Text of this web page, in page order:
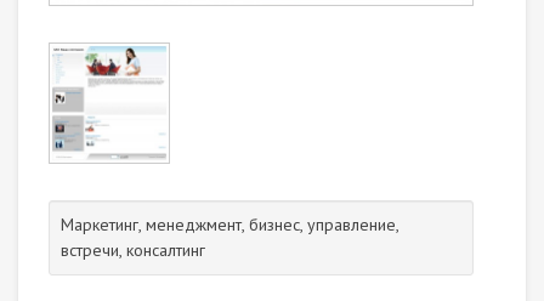
Маркетинг, менеджмент, бизнес, управление,
встречи, консалтинг